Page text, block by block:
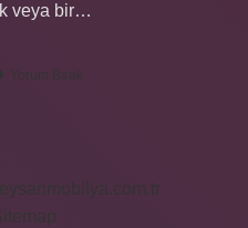
veya bir…
Yorum Bırak